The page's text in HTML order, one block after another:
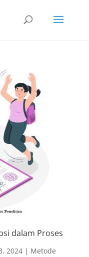
dalam Proses
2024| Metode